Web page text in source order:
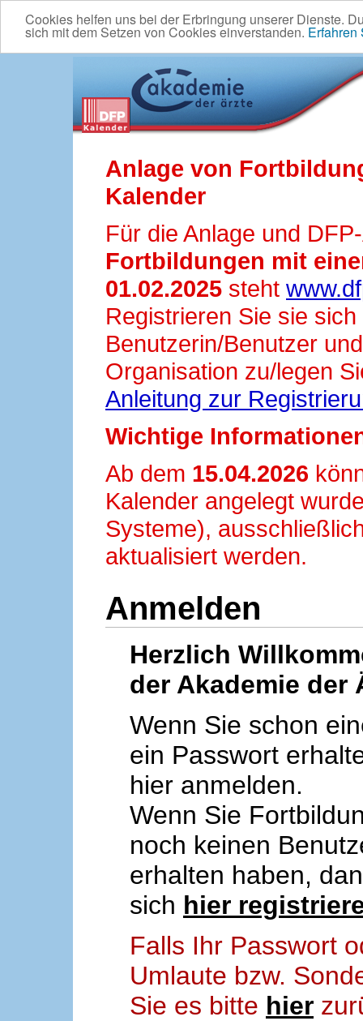
Cookies helfen uns bei der Erbringung unserer Dienste.
sich mit dem Setzen von Cookies einverstanden. Erfahren
Anlage von
Kalender
Für die Anlage und
Fortbildungen mit
01.02.2025 steht
Registrieren Sie sie
Benutzerin/Benutzer
Organisation zu/legen
Anleitung zur
Wichtige
Ab dem 15.04.2026
Kalender angelegt
Systeme),
aktualisiert werden.
Anmelden
Herzlich
der Akademie der
Wenn Sie schon
ein Passwort
hier anmelden.
Wenn Sie
noch keinen
erhalten haben,
sich hier
Falls Ihr Passwort
Umlaute bzw.
Sie es bitte hier